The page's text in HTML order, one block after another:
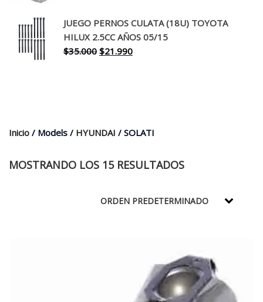
original
era:
$30.000.
actual
es:
$17.990.
JUEGO PERNOS CULATA (18U) TOYOTA
HILUX 2.5CC AÑOS 05/15
$35.000 El
$21.990El
Inicio / Models / HYUNDAI / SOLATI
MOSTRANDO LOS 15 RESULTADOS